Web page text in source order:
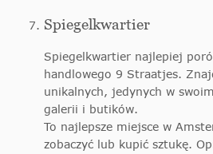
Spiegelkwartier
Spiegelkwartier najlepiej
handlowego 9 Straatjes.
unikalnych, jedynych w
galerii i butików.
To najlepsze miejsce w
zobaczyć lub kupić sztukę.